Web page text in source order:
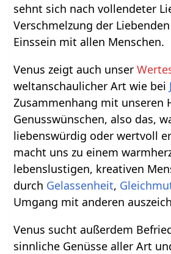
sehnt sich nach vollendeter
Verschmelzung der
Einssein mit allen Menschen.
Venus zeigt auch unser
weltanschaulicher Art wie bei
Zusammenhang mit unseren
Genusswünschen, also das,
liebenswürdig oder wertvoll
macht uns zu einem
lebenslustigen, kreativen
durch Gelassenheit,
Umgang mit anderen
Venus sucht außerdem
sinnliche Genüsse aller Art